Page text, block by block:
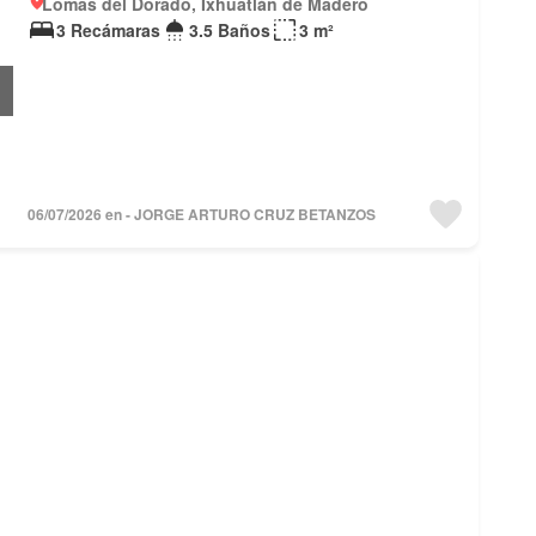
3 Recámaras
3.5 Baños 3 m²
06/07/2026 en - JORGE ARTURO CRUZ BETANZOS